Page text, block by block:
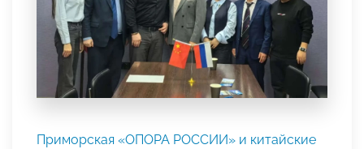
Приморская «ОПОРА РОССИИ» и китайские